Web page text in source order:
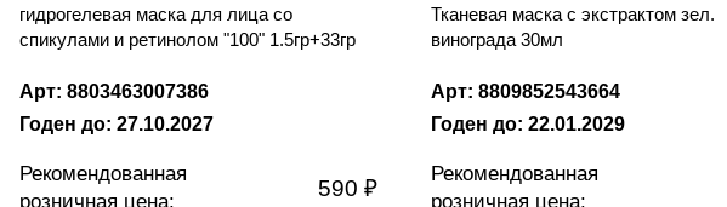
гидрогелевая маска для лица со
спикулами и ретинолом "100" 1.5гр+33гр
Арт: 8803463007386
Годен до: 27.10.2027
Рекомендованная
розничная цена:
590 ₽
Тканевая маска с экстрактом зел.
винограда 30мл
Арт: 8809852543664
Годен до: 22.01.2029
Рекомендованная
розничная цена: